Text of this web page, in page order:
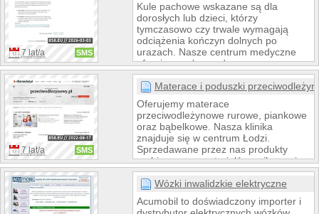
7 lat/a SMS
Kule pachowe wskazane są dla
dorosłych lub dzieci, którzy
tymczasowo czy trwale wymagają
odciążenia kończyn dolnych po
urazach. Nasze centrum medyczne
oferuje wyroby medyczne
wspomagające chodzenie takie jak:
kule ortopedyczne, laski składane i
ortopedyczne jak i wszystkie nasze
produkty w naszym sklepie
medycznym są zrobione z najlepszej
jakości części.
7 lat/a SMS
Materace i poduszki
Oferujemy materace
przeciwodleżynowe rurowe, piankowe
oraz bąbelkowe. Nasza klinika
znajduje się w centrum Łodzi.
Sprzedawane przez nas produkty
zrobione są z materiałów najlepszej
jakości, co gwarantuje ich trwałość
oraz wysoki indeks terapeutyczny.
posiada wykonane laserem pory o
Wózki inwalidzkie elektryczne
Acumobil to doświadczony importer i